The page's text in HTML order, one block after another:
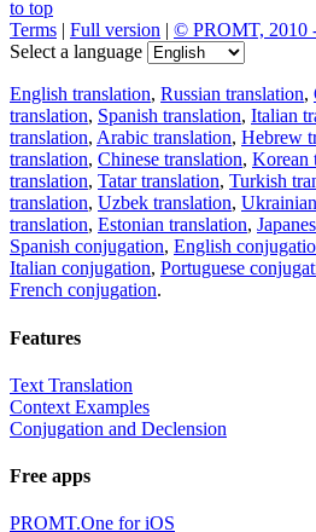
to top
Terms | Full version | © PROMT, 2010
Select a language
English translation, Russian translation,
translation, Spanish translation, Italian
translation, Arabic translation, Hebrew
translation, Chinese translation, Korean
translation, Tatar translation, Turkish
translation, Uzbek translation,
translation, Estonian translation,
Spanish conjugation, English
Italian conjugation, Portuguese
French conjugation.
Features
Text Translation
Context Examples
Conjugation and Declension
Free apps
PROMT.One for iOS